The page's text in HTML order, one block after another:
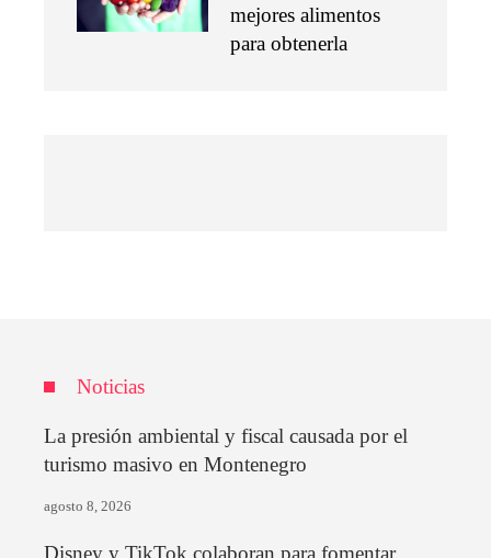
mejores alimentos
para obtenerla
Noticias
La presión ambiental y fiscal causada por el
turismo masivo en Montenegro
agosto 8, 2026
Disney y TikTok colaboran para fomentar